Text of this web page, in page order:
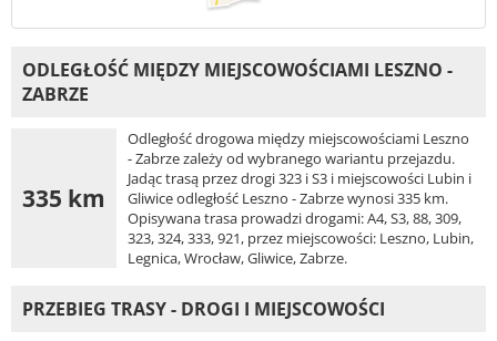
ODLEGŁOŚĆ MIĘDZY MIEJSCOWOŚCIAMI LESZNO -
ZABRZE
335 km
Odległość drogowa między miejscowościami Leszno
- Zabrze zależy od wybranego wariantu przejazdu.
Jadąc trasą przez drogi 323 i S3 i miejscowości Lubin i
Gliwice odległość Leszno - Zabrze wynosi 335 km.
Opisywana trasa prowadzi drogami: A4, S3, 88, 309,
323, 324, 333, 921, przez miejscowości: Leszno, Lubin,
Legnica, Wrocław, Gliwice, Zabrze.
PRZEBIEG TRASY - DROGI I MIEJSCOWOŚCI